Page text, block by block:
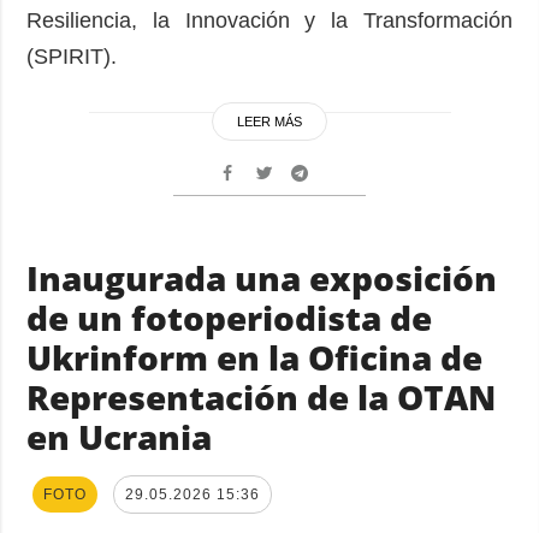
Resiliencia, la Innovación y la Transformación
(SPIRIT).
LEER MÁS
Inaugurada una exposición
de un fotoperiodista de
Ukrinform en la Oficina de
Representación de la OTAN
en Ucrania
FOTO 29.05.2026 15:36